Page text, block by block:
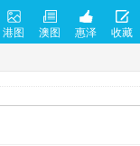
港图 澳图 惠泽 收藏